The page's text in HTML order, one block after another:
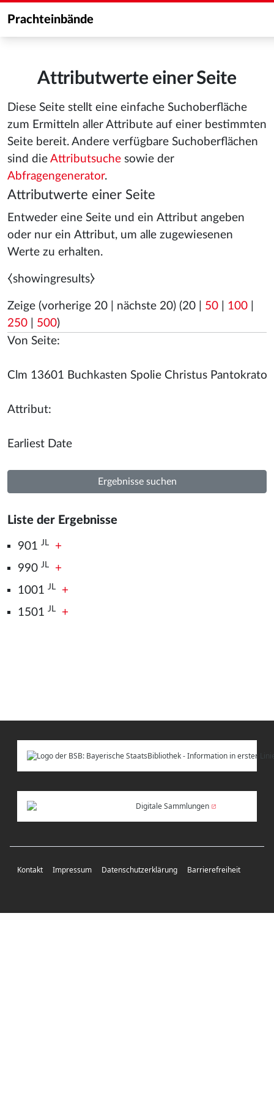
Prachteinbände
Attributwerte einer Seite
Diese Seite stellt eine einfache Suchoberfläche
zum Ermitteln aller Attribute auf einer bestimmten
Seite bereit. Andere verfügbare Suchoberflächen
sind die Attributsuche sowie der
Abfragengenerator.
Attributwerte einer Seite
Entweder eine Seite und ein Attribut angeben
oder nur ein Attribut, um alle zugewiesenen
Werte zu erhalten.
⧼showingresults⧽
Zeige (vorherige 20 nächste 20) (20 50 100
250
500)
Von Seite:
Attribut:
Liste der Ergebnisse
901 JL
+
990 JL
+
1001 JL
+
1501 JL +
Digitale Sammlungen
Kontakt Impressum Datenschutzerklärung Barrierefreiheit